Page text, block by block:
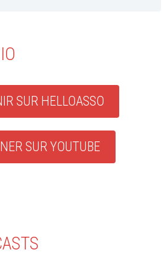
SUR HELLOASSO
SUR YOUTUBE